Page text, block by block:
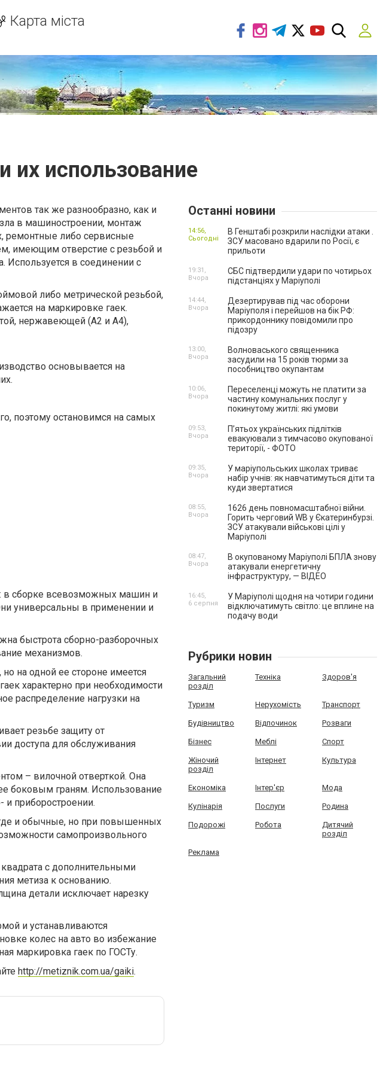
Карта міста
использование
так же разнообразно, как и
в машиностроении, монтаж
ремонтные либо сервисные
имеющим отверстие с резьбой и
Используется в соединении с
либо метрической резьбой,
на маркировке гаек.
нержавеющей (А2 и А4),
основывается на
поэтому остановимся на самых
в сборке всевозможных машин и
универсальны в применении и
быстрота сборно-разборочных
механизмов.
на одной ее стороне имеется
характерно при необходимости
распределение нагрузки на
резьбе защиту от
доступа для обслуживания
– вилочной отверткой. Она
боковым граням. Использование
и приборостроении.
и обычные, но при повышенных
самопроизвольного
с дополнительными
метиза к основанию.
детали исключает нарезку
и устанавливаются
колес на авто во избежание
маркировка гаек по ГОСТу.
http://metiznik.com.ua/gaiki.
Останні новини
В Генштабі розкрили наслідки атаки .
ЗСУ масовано вдарили по Росії, є
прильоти
14:56,
Сьогодні
СБС підтвердили удари по чотирьох
підстанціях у Маріуполі
19:31,
Вчора
Дезертирував під час оборони
Маріуполя і перейшов на бік РФ:
прикордоннику повідомили про
підозру
14:44,
Вчора
Волноваського священника
засудили на 15 років тюрми за
пособництво окупантам
13:00,
Вчора
Переселенці можуть не платити за
частину комунальних послуг у
покинутому житлі: які умови
10:06,
Вчора
П’ятьох українських підлітків
евакуювали з тимчасово окупованої
території, - ФОТО
09:53,
Вчора
У маріупольських школах триває
набір учнів: як навчатимуться діти та
куди звертатися
09:35,
Вчора
1626 день повномасштабної війни.
Горить черговий WB у Єкатеринбурзі.
ЗСУ атакували військові цілі у
Маріуполі
08:55,
Вчора
В окупованому Маріуполі БПЛА знову
атакували енергетичну
інфраструктуру, — ВІДЕО
08:47,
Вчора
У Маріуполі щодня на чотири години
відключатимуть світло: це вплине на
подачу води
16:45,
6 серпня
Рубрики новин
Загальний
розділ
Техніка Здоров'я
Туризм Нерухомість Транспорт
Будівництво Відпочинок Розваги
Бізнес Меблі Спорт
Жіночий
розділ
Інтернет Культура
Економіка Інтер'єр Мода
Кулінарія Послуги Родина
Подорожі Робота
Дитячий
розділ
Реклама